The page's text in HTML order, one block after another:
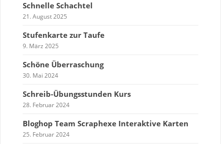
Schnelle Schachtel
21. August 2025
Stufenkarte zur Taufe
9. März 2025
Schöne Überraschung
30. Mai 2024
Schreib-Übungsstunden Kurs
28. Februar 2024
Bloghop Team Scraphexe Interaktive Karten
25. Februar 2024